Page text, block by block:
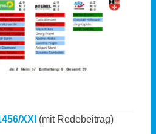
XXI (mit Redebeitrag)